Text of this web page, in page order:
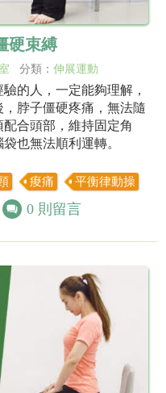
硬束縛
分類： 伸展運動
的人，一定能夠理解，
脖子僵硬疼痛，無法隨
合頭部，維持固定角
也無法順利運轉。
痠痛 平衡律動操
0 則留言